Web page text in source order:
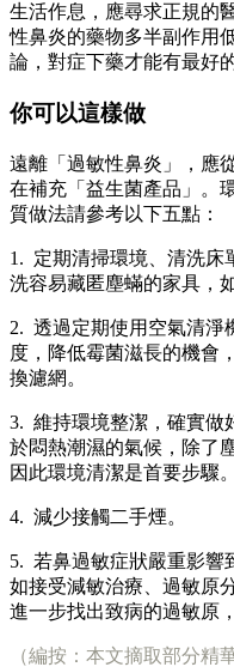
生活作息，應尋求正規的
性鼻炎的藥物多半副作用
論，對症下藥才能有最好
你可以這樣做
遠離「過敏性鼻炎」，應
在補充「益生菌產品」。
質做法請參考以下五點：
1. 定期清掃環境、清洗床
洗容易藏匿塵蟎的家具，
2. 透過定期使用空氣清淨
度，降低霉菌滋長的機會
換濾網。
3. 維持環境整潔，確實做
於悶熱潮濕的氣候，除了
因此環境清潔是首要步驟。
4. 減少接觸二手煙。
5. 若鼻過敏症狀嚴重影響
如接受減敏治療、過敏原
進一步找出致病的過敏原
（編按：本文摘取部分精